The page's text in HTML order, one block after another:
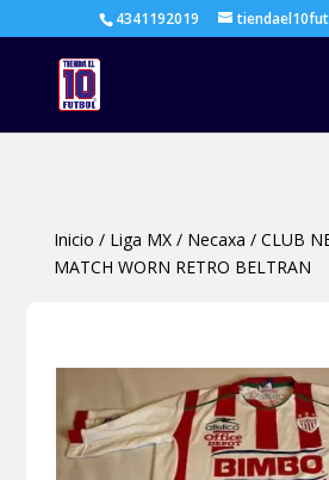
4341192019
Inicio / Liga MX/ Necaxa / CLUB
MATCH WORN RETRO BELTRAN